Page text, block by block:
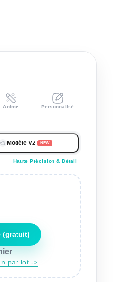
Anime Personnalisé
Modèle V2 NEW
Haute Précision & Détail
(gratuit)
par lot ->